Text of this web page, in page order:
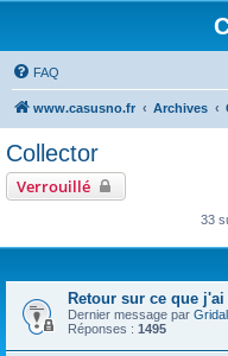
FAQ
www.casusno.fr Archives
Collector
Verrouillé
33
Retour sur ce que
Dernier message par Gridal
Réponses : 1495